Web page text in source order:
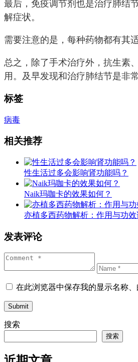
最后，免疫调节剂也是治疗肺结
解症状。
需要注意的是，每种药物都有其
总之，除了手术治疗外，抗生素
用。及早发现和治疗肺结节是非
标签
病毒
相关推荐
性生活过多会影响肾功能吗？
Naik玛咖卡的效果如何？
亦植多西药物解析：作用与功
发表评论
在此浏览器中保存我的显示名称
Submit
搜索
搜索